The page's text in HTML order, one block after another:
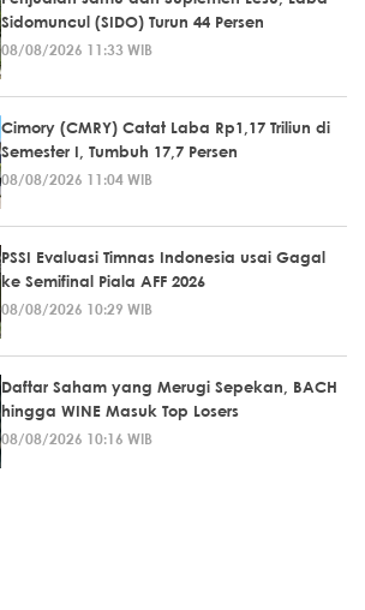
Sidomuncul (SIDO) Turun 44 Persen
08/08/2026 11:33 WIB
Cimory (CMRY) Catat Laba Rp1,17 Triliun di
Semester I, Tumbuh 17,7 Persen
08/08/2026 11:04 WIB
PSSI Evaluasi Timnas Indonesia usai Gagal
ke Semifinal Piala AFF 2026
08/08/2026 10:29 WIB
Daftar Saham yang Merugi Sepekan, BACH
hingga WINE Masuk Top Losers
08/08/2026 10:16 WIB